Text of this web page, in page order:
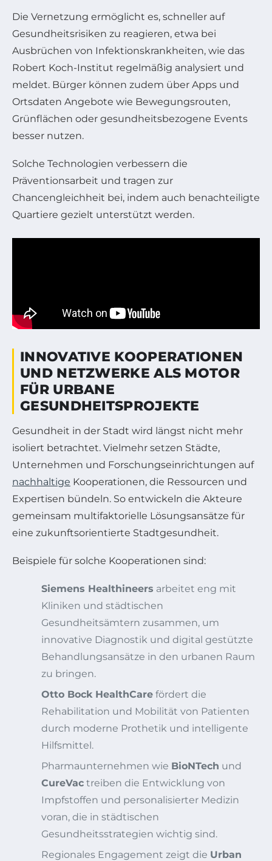
Die Vernetzung ermöglicht es, schneller auf
Gesundheitsrisiken zu reagieren, etwa bei
Ausbrüchen von Infektionskrankheiten, wie das
Robert Koch-Institut regelmäßig analysiert und
meldet. Bürger können zudem über Apps und
Ortsdaten Angebote wie Bewegungsrouten,
Grünflächen oder gesundheitsbezogene Events
besser nutzen.
Solche Technologien verbessern die
Präventionsarbeit und tragen zur
Chancengleichheit bei, indem auch benachteiligte
Quartiere gezielt unterstützt werden.
INNOVATIVE KOOPERATIONEN
UND NETZWERKE ALS MOTOR
FÜR URBANE
GESUNDHEITSPROJEKTE
Gesundheit in der Stadt wird längst nicht mehr
isoliert betrachtet. Vielmehr setzen Städte,
Unternehmen und Forschungseinrichtungen auf
nachhaltige Kooperationen, die Ressourcen und
Expertisen bündeln. So entwickeln die Akteure
gemeinsam multifaktorielle Lösungsansätze für
eine zukunftsorientierte Stadtgesundheit.
Beispiele für solche Kooperationen sind:
Siemens Healthineers arbeitet eng mit
Kliniken und städtischen
Gesundheitsämtern zusammen, um
innovative Diagnostik und digital gestützte
Behandlungsansätze in den urbanen Raum
zu bringen.
Otto Bock HealthCare fördert die
Rehabilitation und Mobilität von Patienten
durch moderne Prothetik und intelligente
Hilfsmittel.
Pharmaunternehmen wie BioNTech und
CureVac treiben die Entwicklung von
Impfstoffen und personalisierter Medizin
voran, die in städtischen
Gesundheitsstrategien wichtig sind.
Regionales Engagement zeigt die Urban